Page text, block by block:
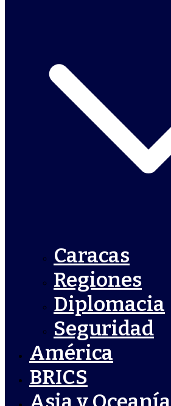
Caracas
Regiones
Diplomacia
Seguridad
América
BRICS